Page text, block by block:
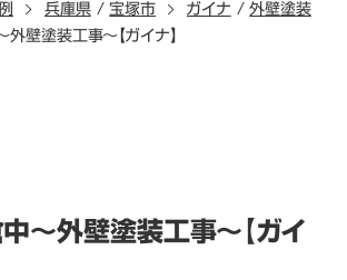
兵庫県/宝塚市 ガイナ /外壁塗装
壁塗装工事～【ガイナ】
～外壁塗装工事～【ガイ